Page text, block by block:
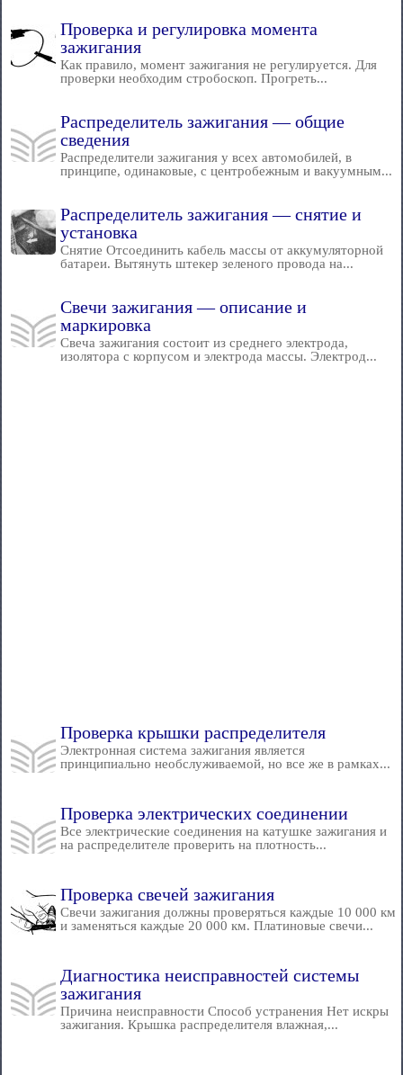
Проверка и регулировка момента
зажигания
Как правило, момент зажигания не регулируется. Для
проверки необходим стробоскоп. Прогреть...
Распределитель зажигания — общие
сведения
Распределители зажигания у всех автомобилей, в
принципе, одинаковые, с центробежным и вакуумным...
Распределитель зажигания — снятие и
установка
Снятие Отсоединить кабель массы от аккумуляторной
батареи. Вытянуть штекер зеленого провода на...
Свечи зажигания — описание и
маркировка
Свеча зажигания состоит из среднего электрода,
изолятора с корпусом и электрода массы. Электрод...
Проверка крышки распределителя
Электронная система зажигания является
принципиально необслуживаемой, но все же в рамках...
Проверка электрических соединении
Все электрические соединения на катушке зажигания и
на распределителе проверить на плотность...
Проверка свечей зажигания
Свечи зажигания должны проверяться каждые 10 000 км
и заменяться каждые 20 000 км. Платиновые свечи...
Диагностика неисправностей системы
зажигания
Причина неисправности Способ устранения Нет искры
зажигания. Крышка распределителя влажная,...